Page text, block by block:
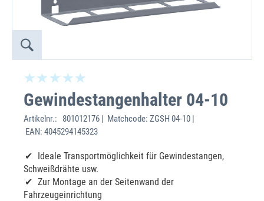
Gewindestangenhalter 04-10
Artikelnr.:
801012176 | Matchcode: ZGSH 04-10 |
EAN: 4045294145323
Ideale Transportmöglichkeit für Gewindestangen,
Schweißdrähte usw.
Zur Montage an der Seitenwand der
Fahrzeugeinrichtung